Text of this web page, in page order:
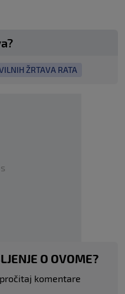
ŽRTAVA RATA
O OVOME?
komentare